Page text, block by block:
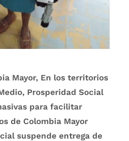
Mayor, En los territorios
Prosperidad Social
para facilitar
de Colombia Mayor
suspende entrega de